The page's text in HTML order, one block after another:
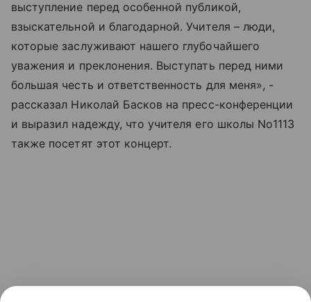
выступление перед особенной публикой,
взыскательной и благодарной. Учителя – люди,
которые заслуживают нашего глубочайшего
уважения и преклонения. Выступать перед ними
большая честь и ответственность для меня», -
рассказал Николай Басков на пресс-конференции
и выразил надежду, что учителя его школы No1113
также посетят этот концерт.